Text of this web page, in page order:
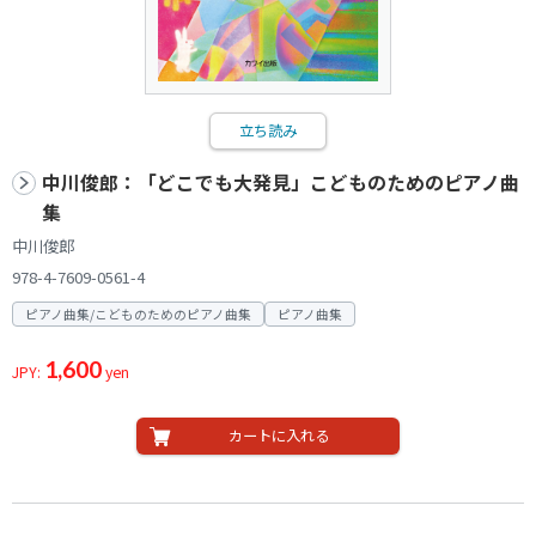
立ち読み
中川俊郎：「どこでも大発見」こどものためのピアノ曲
集
中川俊郎
978-4-7609-0561-4
ピアノ曲集/こどものためのピアノ曲集 ピアノ曲集
JPY: 1,600yen
カートに入れる